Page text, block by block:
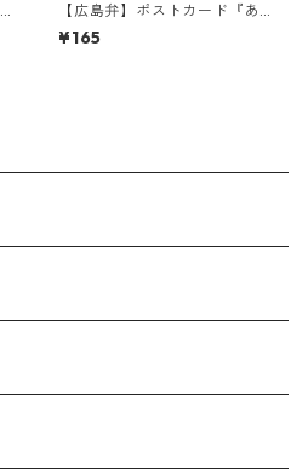
【広島弁】ポストカード『あ
んたが生まれて』
¥165